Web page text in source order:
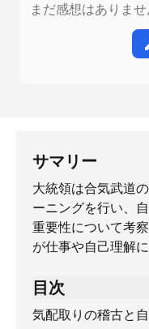
まだ感想はありま
サマリー
大統領は合気武道
ーニングを行い、
重要性について考
が仕事や自己理解
目次
気配取りの稽古と